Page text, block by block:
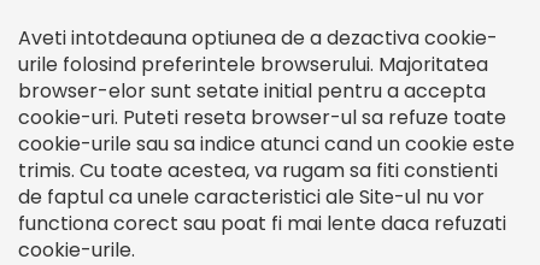
Aveti intotdeauna optiunea de a dezactiva cookie-
urile folosind preferintele browserului. Majoritatea
browser-elor sunt setate initial pentru a accepta
cookie-uri. Puteti reseta browser-ul sa refuze toate
cookie-urile sau sa indice atunci cand un cookie este
trimis. Cu toate acestea, va rugam sa fiti constienti
de faptul ca unele caracteristici ale Site-ul nu vor
functiona corect sau poat fi mai lente daca refuzati
cookie-urile.